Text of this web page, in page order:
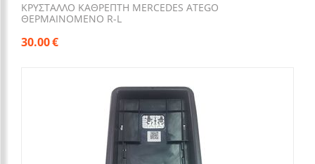
ΚΡΥΣΤΑΛΛΟ ΚΑΘΡΕΠΤΗ MERCEDES ΑΤΕGO
ΘΕΡΜΑΙΝΟΜΕΝΟ R-L
30.00€